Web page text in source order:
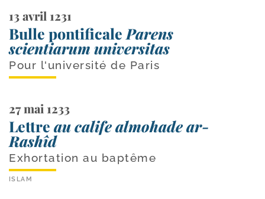
13 avril 1231
Bulle pontificale Parens
scientiarum universitas
Pour l'université de Paris
27 mai 1233
Lettre au calife almohade ar-
Rashîd
Exhortation au baptême
ISLAM